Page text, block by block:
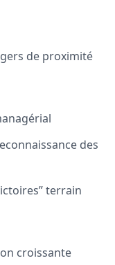
de proximité
des
terrain
croissante